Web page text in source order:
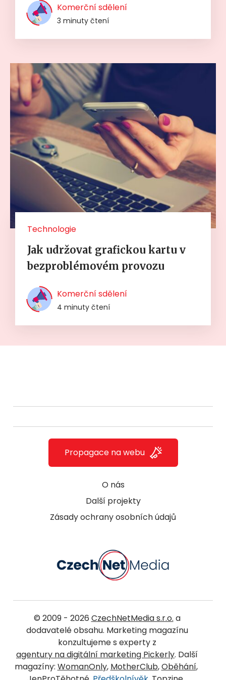
Komerční sdělení
3 minuty čtení
Technologie
Jak udržovat grafickou kartu v
bezproblémovém provozu
Komerční sdělení
4 minuty čtení
O nás
Další projekty
Zásady ochrany osobních údajů
Propagace na webu
© 2009 - 2026 CzechNetMedia s.r.o. a
dodavatelé obsahu. Marketing magazínu
konzultujeme s experty z
agentury na digitální marketing Pickerly. Další
magazíny: WomanOnly, MotherClub,Oběhání,